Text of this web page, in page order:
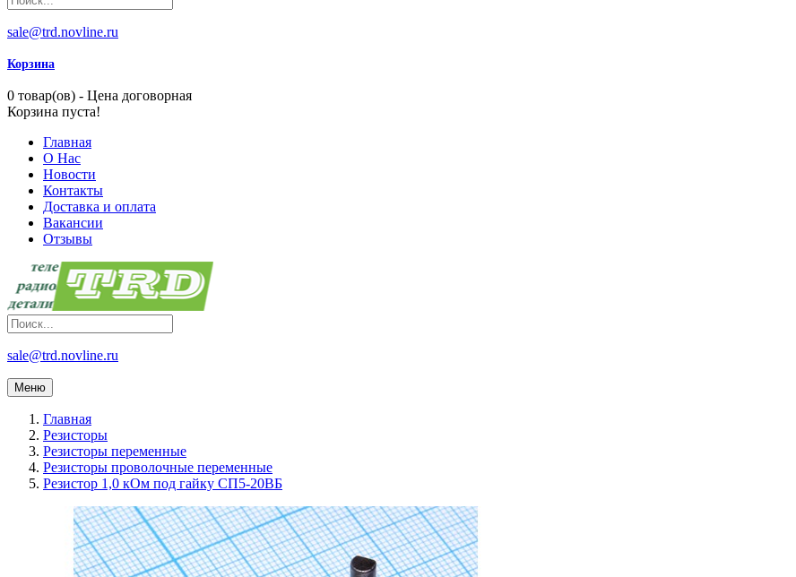
sale@trd.novline.ru
Корзина
0 товар(ов) - Цена договорная
Корзина пуста!
Главная
О Нас
Новости
Контакты
Доставка и оплата
Вакансии
Отзывы
sale@trd.novline.ru
Меню
Главная
Резисторы
Резисторы переменные
Резисторы проволочные переменные
Резистор 1,0 кОм под гайку СП5-20ВБ